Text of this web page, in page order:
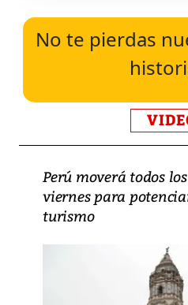
No te pierdas
Perú moverá todos
viernes para
turismo